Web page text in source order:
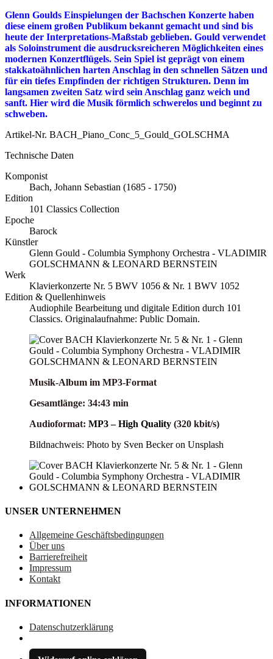
Glenn Goulds Einspielungen der Bachschen Konzerte haben
diese einem großen Publikum bekannt gemacht und sind bis
heute der Interpretations-Maßstab geblieben. Gould verwendet
als Soloinstrument die ausdrucksreicheren Möglichkeiten eines
modernen Konzertflügels. Sein Spiel ist geprägt von einem
stakkatoähnlichen harten Anschlag in den schnellen Sätzen und
für ein tiefes Empfinden der richtigen Strukturen. Denn im
langsamen zweiten Satz wird sein Anschlag ganz weich und
sanft. Hier wird die Musik förmlich schwerelos und beginnt zu
schweben.
Artikel-Nr. BACH_Piano_Conc_5_Gould_GOLSCHMA
Technische Daten
Komponist
Bach, Johann Sebastian (1685 - 1750)
Edition
101 Classics Collection
Epoche
Barock
Künstler
Glenn Gould - Columbia Symphony Orchestra - VLADIMIR
GOLSCHMANN & LEONARD BERNSTEIN
Werk
Klavierkonzerte Nr. 5 BWV 1056 & Nr. 1 BWV 1052
Edition & Quellenhinweis
Audiophile Bearbeitung und digitale Edition durch 101
Classics. Originalaufnahme: Public Domain.
Musik-Album im MP3-Format
Gesamtlänge: 34:43 min
Audioformat: MP3 – High Quality (320 kbit/s)
Bildnachweis: Photo by Sven Becker on Unsplash
UNSER UNTERNEHMEN
Allgemeine Geschäftsbedingungen
Über uns
Barrierefreiheit
Impressum
Kontakt
INFORMATIONEN
Datenschutzerklärung